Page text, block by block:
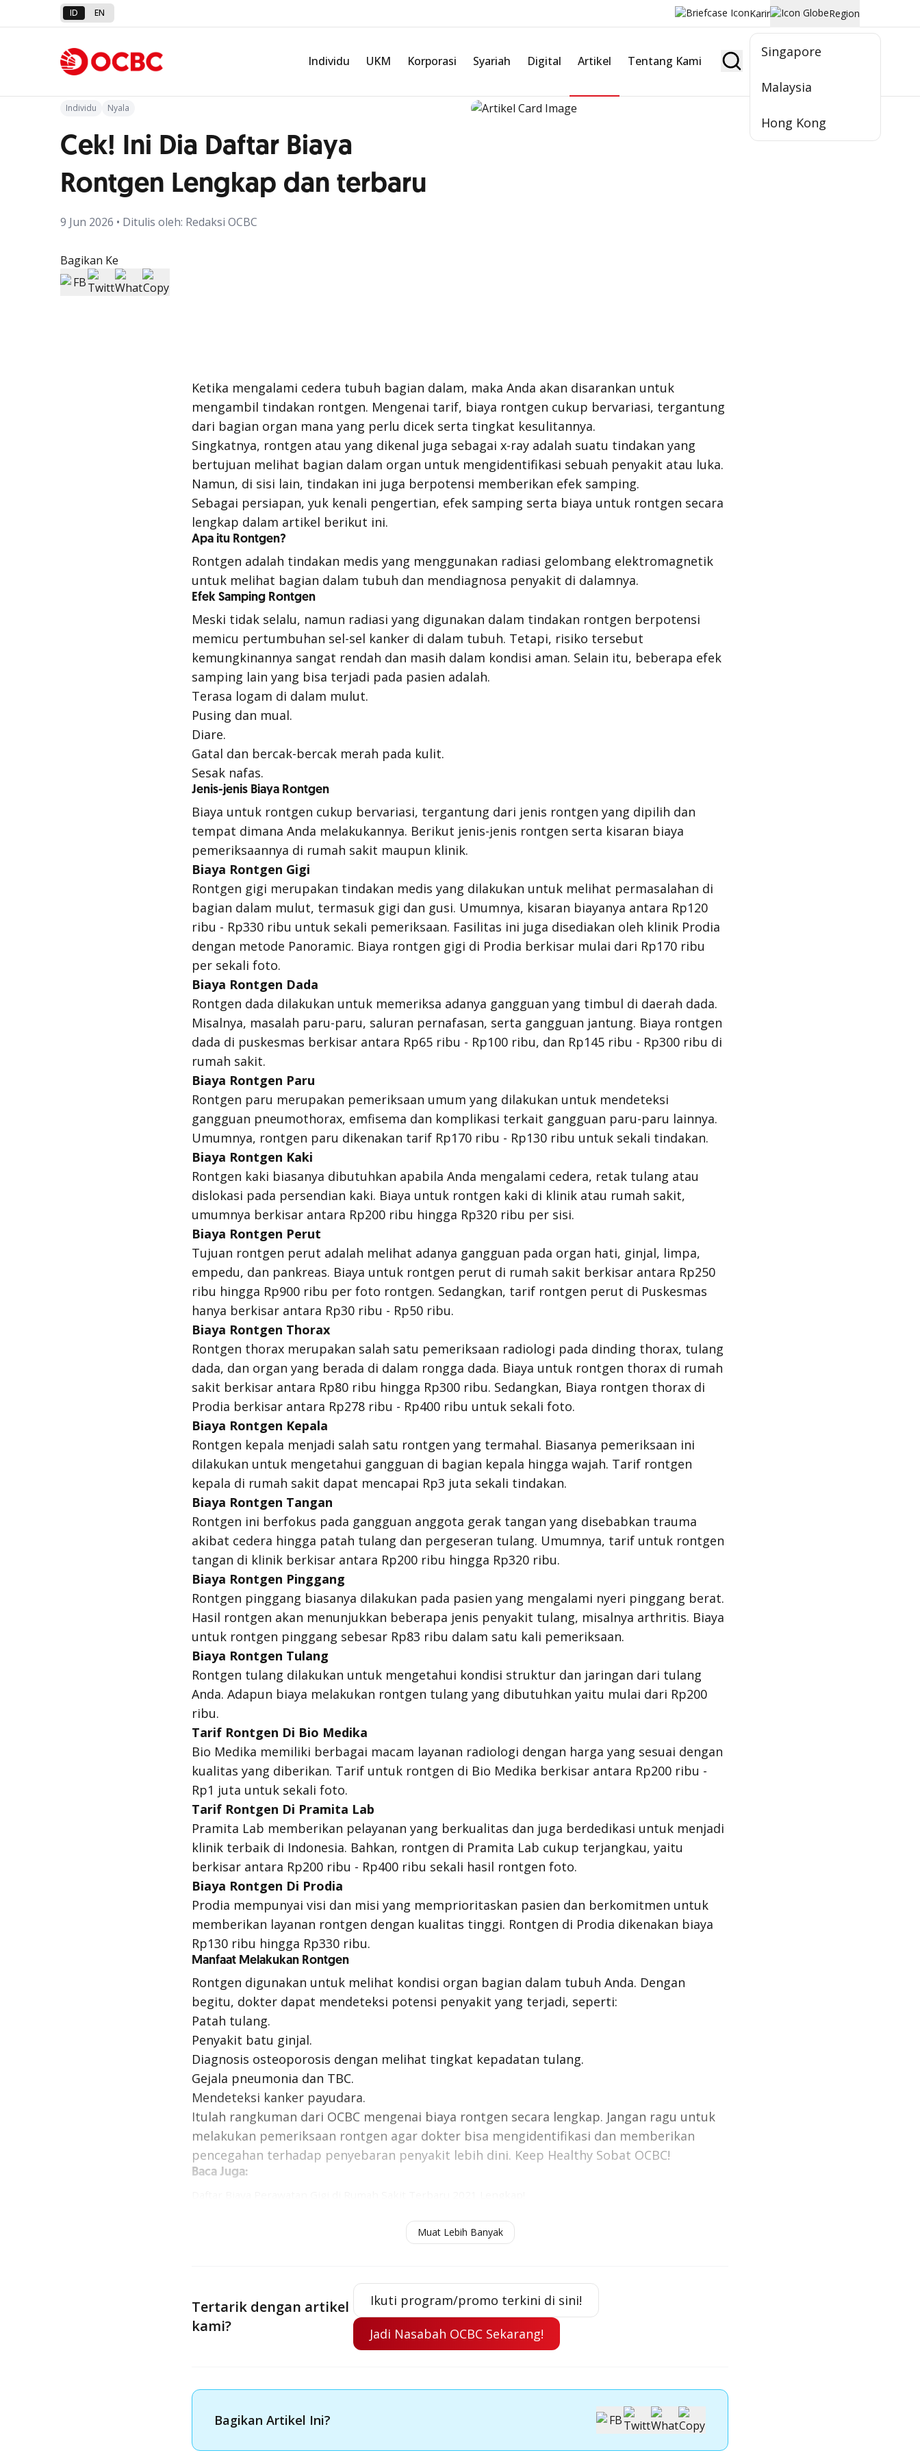
ID EN Karir Region
Singapore
Malaysia
Hong Kong
Individu UKM Korporasi Syariah Digital Artikel Tentang Kami Jadi Nasabah
Kembali ke Artikel
Individu Nyala
Cek! Ini Dia Daftar Biaya
Rontgen Lengkap dan terbaru
9 Jun 2026 • Ditulis oleh: Redaksi OCBC
Bagikan Ke
Ketika mengalami cedera tubuh bagian dalam, maka Anda akan disarankan untuk
mengambil tindakan rontgen. Mengenai tarif, biaya rontgen cukup bervariasi, tergantung
dari bagian organ mana yang perlu dicek serta tingkat kesulitannya.
Singkatnya, rontgen atau yang dikenal juga sebagai x-ray adalah suatu tindakan yang
bertujuan melihat bagian dalam organ untuk mengidentifikasi sebuah penyakit atau luka.
Namun, di sisi lain, tindakan ini juga berpotensi memberikan efek samping.
Sebagai persiapan, yuk kenali pengertian, efek samping serta biaya untuk rontgen secara
lengkap dalam artikel berikut ini.
Apa itu Rontgen?
Rontgen adalah tindakan medis yang menggunakan radiasi gelombang elektromagnetik
untuk melihat bagian dalam tubuh dan mendiagnosa penyakit di dalamnya.
Efek Samping Rontgen
Meski tidak selalu, namun radiasi yang digunakan dalam tindakan rontgen berpotensi
memicu pertumbuhan sel-sel kanker di dalam tubuh. Tetapi, risiko tersebut
kemungkinannya sangat rendah dan masih dalam kondisi aman. Selain itu, beberapa efek
samping lain yang bisa terjadi pada pasien adalah.
Terasa logam di dalam mulut.
Pusing dan mual.
Diare.
Gatal dan bercak-bercak merah pada kulit.
Sesak nafas.
Jenis-jenis Biaya Rontgen
Biaya untuk rontgen cukup bervariasi, tergantung dari jenis rontgen yang dipilih dan
tempat dimana Anda melakukannya. Berikut jenis-jenis rontgen serta kisaran biaya
pemeriksaannya di rumah sakit maupun klinik.
Biaya Rontgen Gigi
Rontgen gigi merupakan tindakan medis yang dilakukan untuk melihat permasalahan di
bagian dalam mulut, termasuk gigi dan gusi. Umumnya, kisaran biayanya antara Rp120
ribu - Rp330 ribu untuk sekali pemeriksaan. Fasilitas ini juga disediakan oleh klinik Prodia
dengan metode Panoramic. Biaya rontgen gigi di Prodia berkisar mulai dari Rp170 ribu
per sekali foto.
Biaya Rontgen Dada
Rontgen dada dilakukan untuk memeriksa adanya gangguan yang timbul di daerah dada.
Misalnya, masalah paru-paru, saluran pernafasan, serta gangguan jantung. Biaya rontgen
dada di puskesmas berkisar antara Rp65 ribu - Rp100 ribu, dan Rp145 ribu - Rp300 ribu di
rumah sakit.
Biaya Rontgen Paru
Rontgen paru merupakan pemeriksaan umum yang dilakukan untuk mendeteksi
gangguan pneumothorax, emfisema dan komplikasi terkait gangguan paru-paru lainnya.
Umumnya, rontgen paru dikenakan tarif Rp170 ribu - Rp130 ribu untuk sekali tindakan.
Biaya Rontgen Kaki
Rontgen kaki biasanya dibutuhkan apabila Anda mengalami cedera, retak tulang atau
dislokasi pada persendian kaki. Biaya untuk rontgen kaki di klinik atau rumah sakit,
umumnya berkisar antara Rp200 ribu hingga Rp320 ribu per sisi.
Biaya Rontgen Perut
Tujuan rontgen perut adalah melihat adanya gangguan pada organ hati, ginjal, limpa,
empedu, dan pankreas. Biaya untuk rontgen perut di rumah sakit berkisar antara Rp250
ribu hingga Rp900 ribu per foto rontgen. Sedangkan, tarif rontgen perut di Puskesmas
hanya berkisar antara Rp30 ribu - Rp50 ribu.
Biaya Rontgen Thorax
Rontgen thorax merupakan salah satu pemeriksaan radiologi pada dinding thorax, tulang
dada, dan organ yang berada di dalam rongga dada. Biaya untuk rontgen thorax di rumah
sakit berkisar antara Rp80 ribu hingga Rp300 ribu. Sedangkan, Biaya rontgen thorax di
Prodia berkisar antara Rp278 ribu - Rp400 ribu untuk sekali foto.
Biaya Rontgen Kepala
Rontgen kepala menjadi salah satu rontgen yang termahal. Biasanya pemeriksaan ini
dilakukan untuk mengetahui gangguan di bagian kepala hingga wajah. Tarif rontgen
kepala di rumah sakit dapat mencapai Rp3 juta sekali tindakan.
Biaya Rontgen Tangan
Rontgen ini berfokus pada gangguan anggota gerak tangan yang disebabkan trauma
akibat cedera hingga patah tulang dan pergeseran tulang. Umumnya, tarif untuk rontgen
tangan di klinik berkisar antara Rp200 ribu hingga Rp320 ribu.
Biaya Rontgen Pinggang
Rontgen pinggang biasanya dilakukan pada pasien yang mengalami nyeri pinggang berat.
Hasil rontgen akan menunjukkan beberapa jenis penyakit tulang, misalnya arthritis. Biaya
untuk rontgen pinggang sebesar Rp83 ribu dalam satu kali pemeriksaan.
Biaya Rontgen Tulang
Rontgen tulang dilakukan untuk mengetahui kondisi struktur dan jaringan dari tulang
Anda. Adapun biaya melakukan rontgen tulang yang dibutuhkan yaitu mulai dari Rp200
ribu.
Tarif Rontgen Di Bio Medika
Bio Medika memiliki berbagai macam layanan radiologi dengan harga yang sesuai dengan
kualitas yang diberikan. Tarif untuk rontgen di Bio Medika berkisar antara Rp200 ribu -
Rp1 juta untuk sekali foto.
Tarif Rontgen Di Pramita Lab
Pramita Lab memberikan pelayanan yang berkualitas dan juga berdedikasi untuk menjadi
klinik terbaik di Indonesia. Bahkan, rontgen di Pramita Lab cukup terjangkau, yaitu
berkisar antara Rp200 ribu - Rp400 ribu sekali hasil rontgen foto.
Biaya Rontgen Di Prodia
Prodia mempunyai visi dan misi yang memprioritaskan pasien dan berkomitmen untuk
memberikan layanan rontgen dengan kualitas tinggi. Rontgen di Prodia dikenakan biaya
Rp130 ribu hingga Rp330 ribu.
Manfaat Melakukan Rontgen
Rontgen digunakan untuk melihat kondisi organ bagian dalam tubuh Anda. Dengan
begitu, dokter dapat mendeteksi potensi penyakit yang terjadi, seperti:
Patah tulang.
Penyakit batu ginjal.
Diagnosis osteoporosis dengan melihat tingkat kepadatan tulang.
Gejala pneumonia dan TBC.
Mendeteksi kanker payudara.
Itulah rangkuman dari OCBC mengenai biaya rontgen secara lengkap. Jangan ragu untuk
melakukan pemeriksaan rontgen agar dokter bisa mengidentifikasi dan memberikan
pencegahan terhadap penyebaran penyakit lebih dini. Keep Healthy Sobat OCBC!
Baca Juga:
Kisaran Biaya Medical Check Up Lengkap dan Terbaru 2021
Muat Lebih Banyak
Tertarik dengan artikel
kami?
Ikuti program/promo terkini di sini!
Jadi Nasabah OCBC Sekarang!
Bagikan Artikel Ini?